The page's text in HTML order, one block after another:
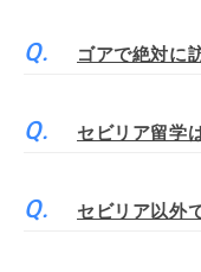
ゴアで絶対に
セビリア留学
セビリア以外